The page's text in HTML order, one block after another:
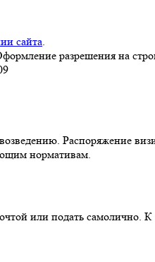
сайта.
Распоряжение
нормативам.
или подать самолично.